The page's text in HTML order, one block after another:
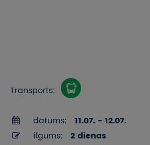
Transports:
datums:
11.07. - 12.07.
ilgums:
2 dienas